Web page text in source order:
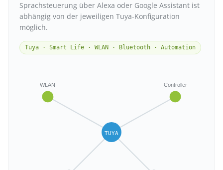
Sprachsteuerung über Alexa oder Google Assistant ist
abhängig von der jeweiligen Tuya-Konfiguration
möglich.
Tuya · Smart Life · WLAN · Bluetooth · Automation
TUYA
WLAN Controller